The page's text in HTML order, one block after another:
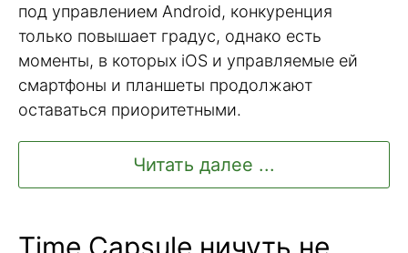
под управлением Android, конкуренция
только повышает градус, однако есть
моменты, в которых iOS и управляемые ей
смартфоны и планшеты продолжают
оставаться приоритетными.
Читать далее ...